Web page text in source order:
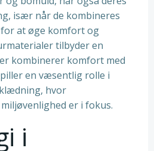
især når de kombineres
at øge komfort og
tilbyder en
kombinerer komfort med
en væsentlig rolle i
hvor
er i fokus.
i